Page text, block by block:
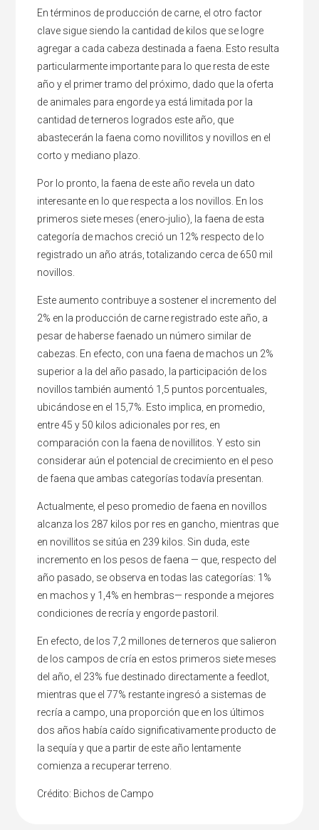
En términos de producción de carne, el otro factor
clave sigue siendo la cantidad de kilos que se logre
agregar a cada cabeza destinada a faena. Esto resulta
particularmente importante para lo que resta de este
año y el primer tramo del próximo, dado que la oferta
de animales para engorde ya está limitada por la
cantidad de terneros logrados este año, que
abastecerán la faena como novillitos y novillos en el
corto y mediano plazo.
Por lo pronto, la faena de este año revela un dato
interesante en lo que respecta a los novillos. En los
primeros siete meses (enero-julio), la faena de esta
categoría de machos creció un 12% respecto de lo
registrado un año atrás, totalizando cerca de 650 mil
novillos.
Este aumento contribuye a sostener el incremento del
2% en la producción de carne registrado este año, a
pesar de haberse faenado un número similar de
cabezas. En efecto, con una faena de machos un 2%
superior a la del año pasado, la participación de los
novillos también aumentó 1,5 puntos porcentuales,
ubicándose en el 15,7%. Esto implica, en promedio,
entre 45 y 50 kilos adicionales por res, en
comparación con la faena de novillitos. Y esto sin
considerar aún el potencial de crecimiento en el peso
de faena que ambas categorías todavía presentan.
Actualmente, el peso promedio de faena en novillos
alcanza los 287 kilos por res en gancho, mientras que
en novillitos se sitúa en 239 kilos. Sin duda, este
incremento en los pesos de faena — que, respecto del
año pasado, se observa en todas las categorías: 1%
en machos y 1,4% en hembras— responde a mejores
condiciones de recría y engorde pastoril.
En efecto, de los 7,2 millones de terneros que salieron
de los campos de cría en estos primeros siete meses
del año, el 23% fue destinado directamente a feedlot,
mientras que el 77% restante ingresó a sistemas de
recría a campo, una proporción que en los últimos
dos años había caído significativamente producto de
la sequía y que a partir de este año lentamente
comienza a recuperar terreno.
Crédito: Bichos de Campo